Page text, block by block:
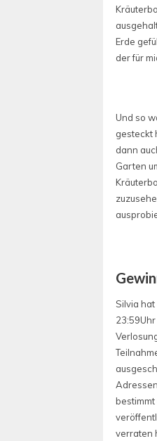
Erde
der für
Und so
gesteckt
dann
Garten
Silvia
verraten